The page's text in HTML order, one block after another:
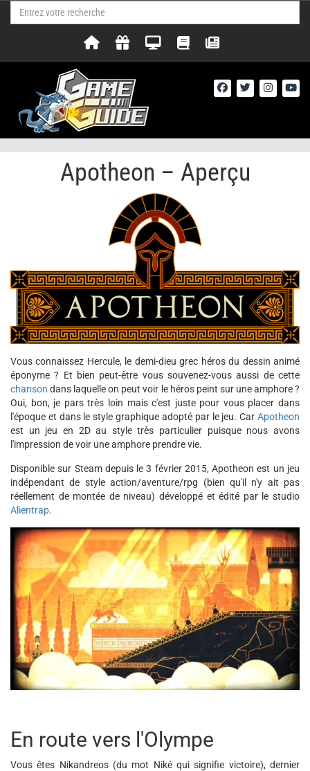
Apotheon – Aperçu
Vous connaissez Hercule, le demi-dieu grec héros du dessin animé
éponyme ? Et bien peut-être vous souvenez-vous aussi de cette
chanson dans laquelle on peut voir le héros peint sur une amphore ?
Oui, bon, je pars très loin mais c'est juste pour vous placer dans
l'époque et dans le style graphique adopté par le jeu. Car Apotheon
est un jeu en 2D au style très particulier puisque nous avons
l'impression de voir une amphore prendre vie.
Disponible sur Steam depuis le 3 février 2015, Apotheon est un jeu
indépendant de style action/aventure/rpg (bien qu'il n'y ait pas
réellement de montée de niveau) développé et édité par le studio
Alientrap.
En route vers l'Olympe
Vous êtes Nikandreos (du mot Niké qui signifie victoire), dernier